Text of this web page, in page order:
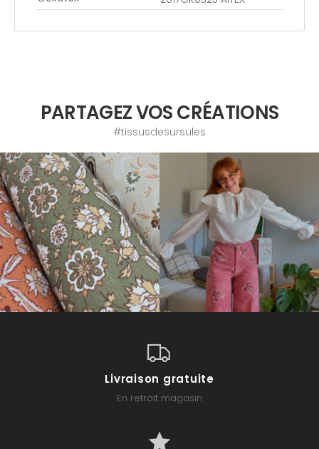
PARTAGEZ VOS CRÉATIONS
#tissusdesursules
Livraison gratuite
En retrait magasin